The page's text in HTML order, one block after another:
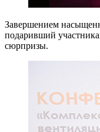
Завершением
подаривший
сюрпризы.